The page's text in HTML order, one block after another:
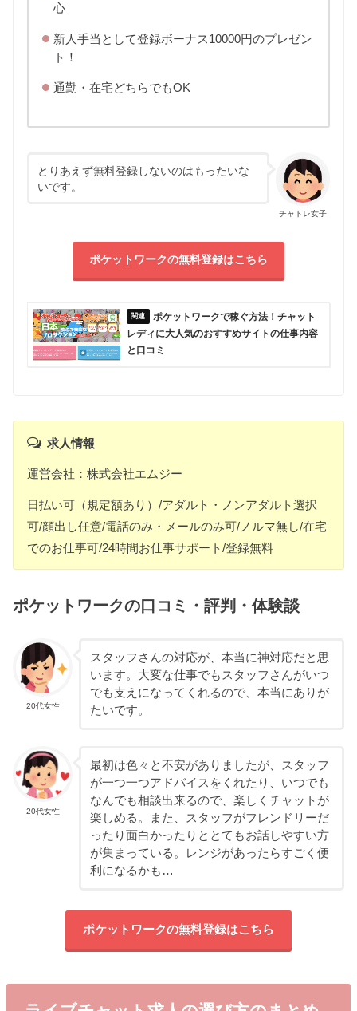
心
新人手当として登録ボーナス10000円のプレゼン
ト！
通勤・在宅どちらでもOK
チャトレ女子
とりあえず無料登録しないのはもったいな
いです。
ポケットワークの無料登録はこちら
ポケットワークで稼ぐ方法！チャット
レディに大人気のおすすめサイトの仕事内容
と口コミ
求人情報
運営会社：株式会社エムジー
日払い可（規定額あり）/アダルト・ノンアダルト選択
可/顔出し任意/電話のみ・メールのみ可/ノルマ無し/在宅
でのお仕事可/24時間お仕事サポート/登録無料
ポケットワークの口コミ・評判・体験談
20代女性
スタッフさんの対応が、本当に神対応だと思
います。大変な仕事でもスタッフさんがいつ
でも支えになってくれるので、本当にありが
たいです。
20代女性
最初は色々と不安がありましたが、スタッフ
が一つ一つアドバイスをくれたり、いつでも
なんでも相談出来るので、楽しくチャットが
楽しめる。また、スタッフがフレンドリーだ
ったり面白かったりととてもお話しやすい方
が集まっている。レンジがあったらすごく便
利になるかも…
ポケットワークの無料登録はこちら